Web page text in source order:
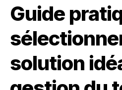
Guide
solution